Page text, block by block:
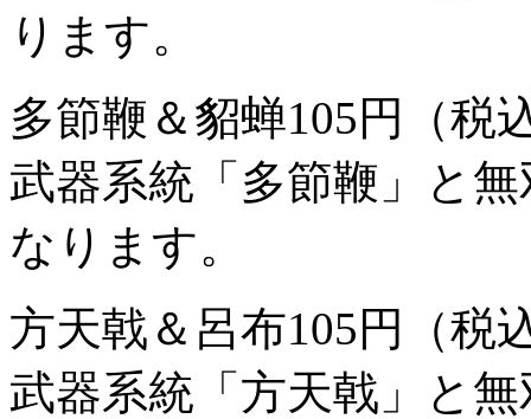
ります。
多節鞭＆貂蝉105円（税
武器系統「多節鞭」と
なります。
方天戟＆呂布105円（税
武器系統「方天戟」と